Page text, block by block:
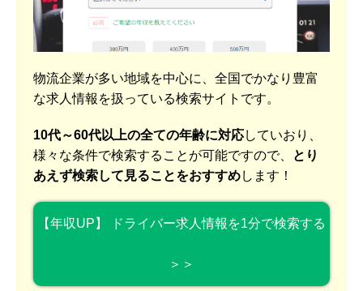
物流企業が多い地域を中心に、全国でかなり豊富
な求人情報を扱っている検索サイトです。
10代～60代以上の全ての年齢に対応していおり、
様々な条件で検索することが可能ですので、
とり
あえず検索して見ることをおすすめします！
【年収UP】 ドライバー求人情報を1分で検索する
＞＞